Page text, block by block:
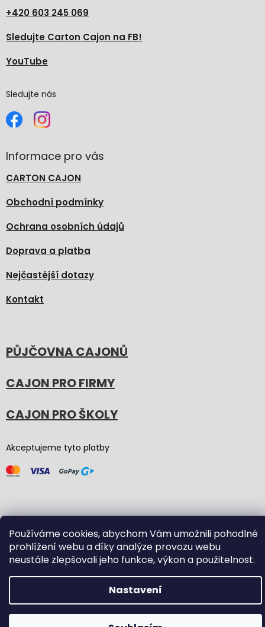
Používáme cookies, abychom Vám umožnili pohodlné
prohlížení webu a díky analýze provozu webu
neustále zlepšovali jeho funkce, výkon a použitelnost.
Nastavení
+420 603 245 069
Sledujte Carton Cajon na FB!
YouTube
Sledujte nás
Informace pro vás
CARTON CAJON
Obchodní podmínky
Ochrana osobních údajů
Doprava a platba
Nejčastější dotazy
Kontakt
PŮJČOVNA CAJONŮ
CAJON PRO FIRMY
CAJON PRO ŠKOLY
Akceptujeme tyto platby
Vytvořil Shoptet(Graphic revision byBōjka Studio,
code byVeronika.works)
Upravit nastavení cookies